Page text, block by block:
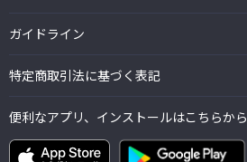
ガイドライン
特定商取引法に基づく表記
便利なアプリ、インストールはこちらから